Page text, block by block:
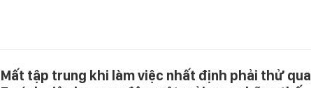
Mất tập trung khi làm việc nhất định phải thử qua